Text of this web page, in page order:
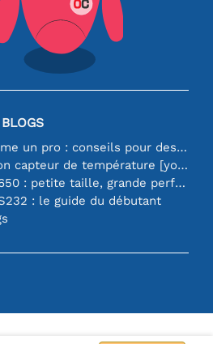
Souder comme un pro : conseils pour des connexions électroniques parfaites
Choisir le bon capteur de température [youtube]
Batteries 18650 : petite taille, grande performance
: le guide du débutant